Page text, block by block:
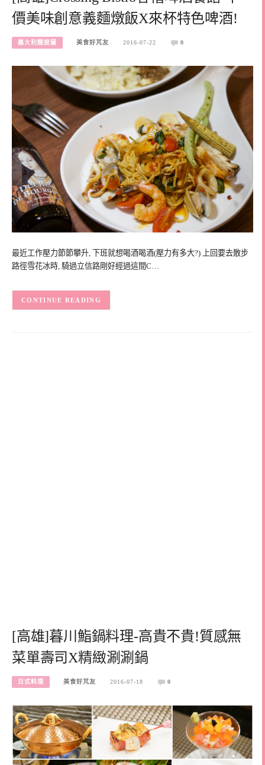
價美味創意義麵燉飯X來杯特色啤酒!
義大利麵披薩 美食好芃友 2016-07-22 0
最近工作壓力節節攀升, 下班就想喝酒喝酒(壓力有多大?) 上回要去散步
路徑雪花冰時, 騎過立信路剛好經過這間C…
CONTINUE READING
[高雄]暮川鮨鍋料理-高貴不貴!質感無
菜單壽司X精緻涮涮鍋
日式料理 美食好芃友 2016-07-18 0